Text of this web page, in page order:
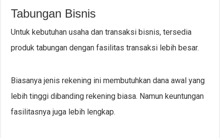
Tabungan Bisnis
Untuk kebutuhan usaha dan transaksi bisnis, tersedia
produk tabungan dengan fasilitas transaksi lebih besar.
Biasanya jenis rekening ini membutuhkan dana awal yang
lebih tinggi dibanding rekening biasa. Namun keuntungan
fasilitasnya juga lebih lengkap.